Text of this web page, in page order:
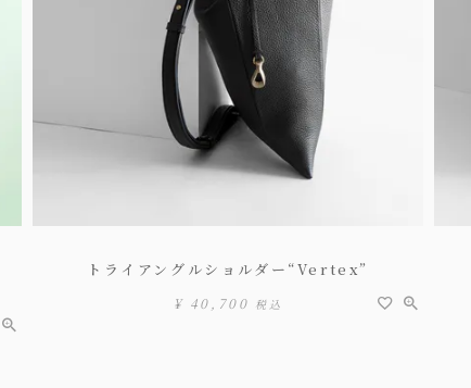
トライアングルショルダー“Vertex”
¥ 40,700 税込